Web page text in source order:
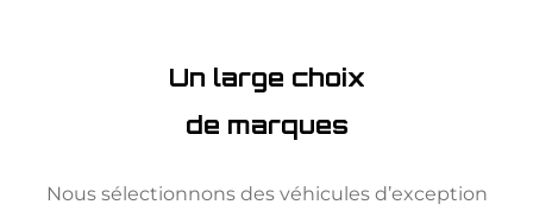
Un large choix
de marques
Nous sélectionnons des véhicules d’exception